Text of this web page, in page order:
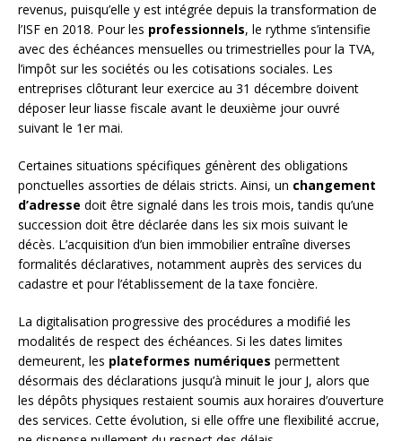
revenus, puisqu’elle y est intégrée depuis la transformation de
l’ISF en 2018. Pour les professionnels, le rythme s’intensifie
avec des échéances mensuelles ou trimestrielles pour la TVA,
l’impôt sur les sociétés ou les cotisations sociales. Les
entreprises clôturant leur exercice au 31 décembre doivent
déposer leur liasse fiscale avant le deuxième jour ouvré
suivant le 1er mai.
Certaines situations spécifiques génèrent des obligations
ponctuelles assorties de délais stricts. Ainsi, un changement
d’adresse doit être signalé dans les trois mois, tandis qu’une
succession doit être déclarée dans les six mois suivant le
décès. L’acquisition d’un bien immobilier entraîne diverses
formalités déclaratives, notamment auprès des services du
cadastre et pour l’établissement de la taxe foncière.
La digitalisation progressive des procédures a modifié les
modalités de respect des échéances. Si les dates limites
demeurent, les plateformes numériques permettent
désormais des déclarations jusqu’à minuit le jour J, alors que
les dépôts physiques restaient soumis aux horaires d’ouverture
des services. Cette évolution, si elle offre une flexibilité accrue,